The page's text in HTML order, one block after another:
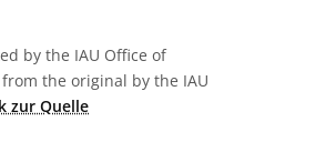
by the IAU Office of
the original by the IAU
zur Quelle